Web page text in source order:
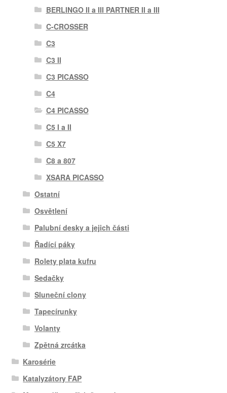
BERLINGO II a III PARTNER II a III
C-CROSSER
C3
C3 II
C3 PICASSO
C4
C4 PICASSO
C5 I a II
C5 X7
C8 a 807
XSARA PICASSO
Ostatní
Osvětlení
Palubní desky a jejich části
Řadící páky
Rolety plata kufru
Sedačky
Sluneční clony
Tapecírunky
Volanty
Zpětná zrcátka
Karosérie
Katalyzátory FAP